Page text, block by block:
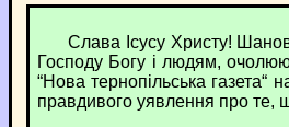
Слава Ісусу Христу!
Господу Богу і людям,
“Нова тернопільська
правдивого уявлення про те,